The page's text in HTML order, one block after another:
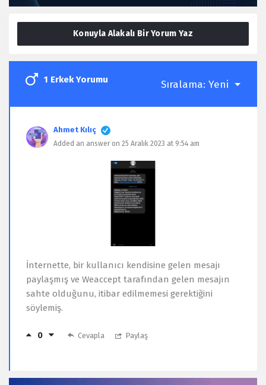
Konuyla Alakalı Bir Yorum Yaz
1 Erkek Yorumu Sıralama: Yeni
Ahmet Kılıç
Added an answer on 25 Aralık 2023 at 9:54 am
İnternette, bir kullanıcı kendisine gelen mesajı
paylaşmış ve Weaccept tarafından gelen mesajın
sahte olduğunu, itibar edilmemesi gerektiğini
söylemiş.
0 Cevapla Paylaş